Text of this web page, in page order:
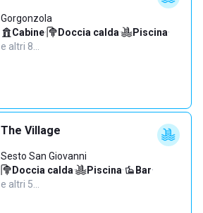
Gorgonzola
Cabine· Doccia calda· Piscina·
e altri 8…
The Village
Sesto San Giovanni
Doccia calda· Piscina· Bar·
e altri 5…